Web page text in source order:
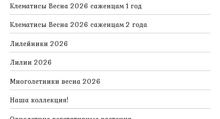
Клематисы Весна 2026 саженцам 1 год
Клематисы Весна 2026 саженцам 2 года
Лилейники 2026
Лилии 2026
Многолетники весна 2026
Наша коллекция!